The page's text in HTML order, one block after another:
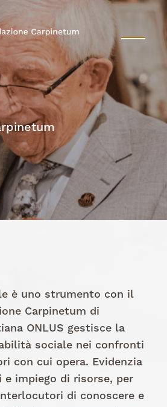
è uno strumento con il
Carpinetum di
ONLUS gestisce la
sociale nei confronti
con cui opera. Evidenzia
impiego di risorse, per
di conoscere e